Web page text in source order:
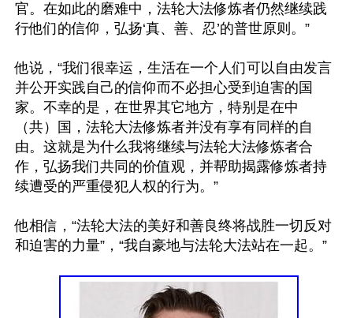
官。在如此的磨难中，法轮大法修炼者仍然继续践
行他们的信仰，弘扬‘真、善、忍’的普世原则。”
他说，“我们很幸运，生活在一个人们可以自由发言
并公开实践自己的信仰而不必担心受到迫害的国
家。不幸的是，在世界其它地方，特别是在中
（共）国，法轮大法修炼者并没有享有同样的自
由。这就是为什么我将继续与法轮大法修炼者合
作，弘扬我们共同的价值观，并帮助揭露修炼者持
续遭受的严重侵犯人权的行为。”
他相信，“法轮大法的美好和善良终将战胜一切反对
和迫害的力量”，“我自豪地与法轮大法站在一起。”